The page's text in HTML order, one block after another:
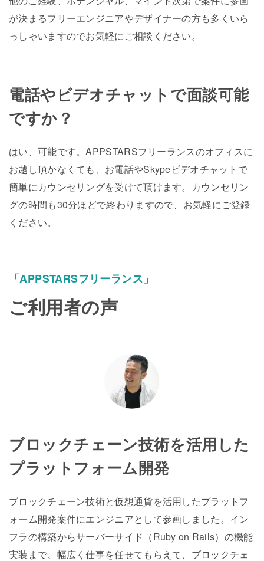
が決まるフリーエンジニアやデザイナーの方も多くいら
っしゃいますのでお気軽にご相談ください。
電話やビデオチャットで面談可能
ですか？
はい、可能です。APPSTARSフリーランスのオフィスに
お越し頂かなくても、お電話やSkypeビデオチャットで
簡単にカウンセリングを受けて頂けます。カウンセリン
グの時間も30分ほどで終わりますので、お気軽にご登録
ください。
「APPSTARSフリーランス」
ご利用者の声
ブロックチェーン技術を活用した
プラットフォーム開発
ブロックチェーン技術と仮想通貨を活用したプラットフ
ォーム開発案件にエンジニアとして参画しました。イン
フラの構築からサーバーサイド（Ruby on Rails）の機能
実装まで、幅広く仕事を任せてもらえて、ブロックチェ